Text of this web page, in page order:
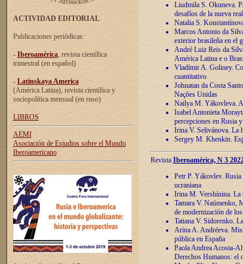
ACTIVIDAD EDITORIAL
Publicaciones periódicas:
- Iberoamérica, revista científica
trimestral (en español)
- Latinskaya America
(América Latina), revista científica y
sociopolítica mensual (en ruso)
LIBROS
AEMI
Asociación de Estudios sobre el Mundo
Iberoamericano
Liudmila S. Okuneva.
desafíos de la nueva
Natalia S.
Marcos Antonio da
exterior brasileña en el
André Luiz Reis da
América Latina e o
Vladímir A. Goliney.
cuantitativo
Johnatan da Costa
Nações Unidas
Nailya M. Yákovleva.
Isabel Antonieta
percepciones en Rusia
Irina V. Selivánova. La
Sergey M. Khenkin.
Revista Iberoamérica, N 3
Petr P. Yákovlev.
ucraniana
Irina M. Vershínina. La
Tamara V. Naúmenko,
de modernización de
Tatiana V. Sidorenko.
Arina A. Andréeva.
pública en España
Paola Andrea Acosta-
Derechos Humanos: el